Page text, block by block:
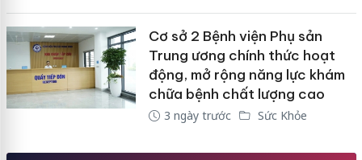
Cơ sở 2 Bệnh viện Phụ sản
Trung ương chính thức hoạt
động, mở rộng năng lực khám
chữa bệnh chất lượng cao
3 ngày trước Sức Khỏe